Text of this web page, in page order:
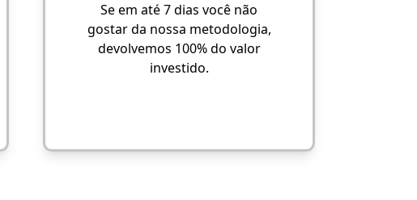
Se em até 7 dias você não
gostar da nossa metodologia,
devolvemos 100% do valor
investido.